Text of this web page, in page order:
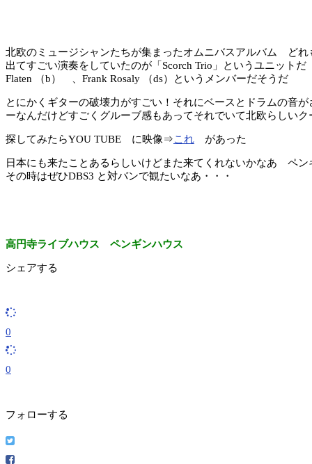
北欧のミュージシャンたちが集まったオムニバスアルバム どれ
出てすごい演奏をしていたのが「Scorch Trio」というユニット
Flaten （b） 、Frank Rosaly （ds）というメンバーだそうだ
とにかくギターの破壊力がすごい！それにベースとドラムの音
ーなんだけどすごくグルーブ感もあってそれでいて北欧らしい
探してみたらYOU TUBE に映像⇒これ があった
日本にも来たことあるらしいけどまた来てくれないかなあ ペ
その時はぜひDBS3 と対バンで観たいなあ・・・
高円寺ライブハウス ペンギンハウス
シェアする
0
0
フォローする